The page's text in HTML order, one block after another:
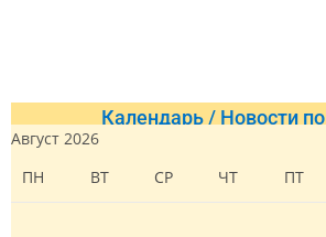
Календарь / Новости
Август 2026
ПН
ВТ СР ЧТ ПТ